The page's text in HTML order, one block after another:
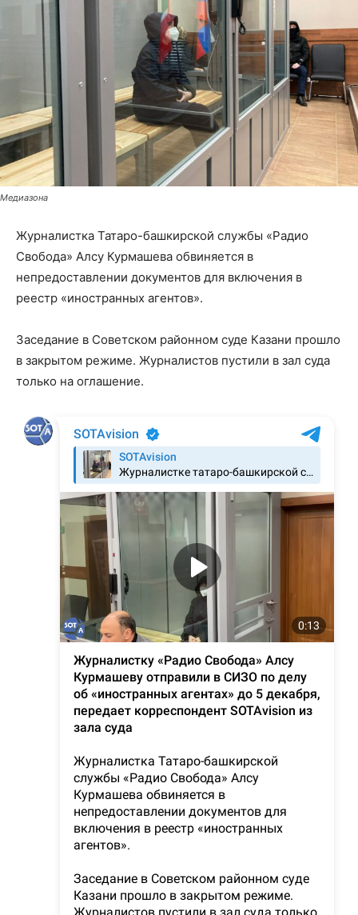
Медиазона
Журналистка Татаро-башкирской службы «Радио
Свобода» Алсу Курмашева обвиняется в
непредоставлении документов для включения в
реестр «иностранных агентов».
Заседание в Советском районном суде Казани прошло
в закрытом режиме. Журналистов пустили в зал суда
только на оглашение.